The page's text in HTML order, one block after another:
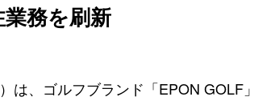
務を刷新
は、ゴルフブランド「EPON GOLF